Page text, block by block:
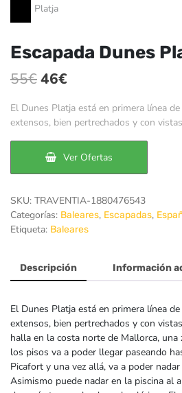
Escapada Dunes
55€El
precio
original
era:
55€.
46€
precio
actual
es:
46€.
El Dunes Platja está en primera línea
extensos, bien pertrechados y con
Ver Ofertas
SKU: TRAVENTIA-1880476543
Categorías: Baleares, Escapadas,
Etiqueta: Baleares
Descripción Información
El Dunes Platja está en primera línea
extensos, bien pertrechados y con
halla en la costa norte de Mallorca, una
los pisos va a poder llegar paseando
Picafort y una vez allá, va a poder
Asimismo puede nadar en la piscina al